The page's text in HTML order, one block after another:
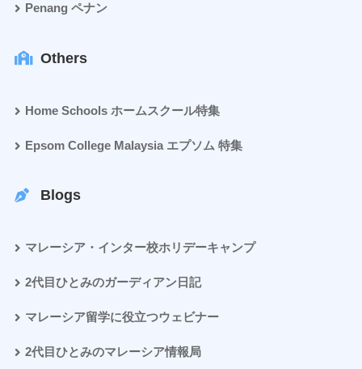
Penang ペナン
Others
Home Schools ホームスクール特集
Epsom College Malaysia エプソム 特集
Blogs
マレーシア・インター校ホリデーキャンプ
2代目ひとみのガーディアン日記
マレーシア留学に役立つウェビナー
2代目ひとみのマレーシア情報局